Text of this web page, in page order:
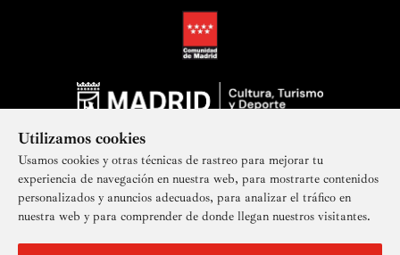
Utilizamos cookies
Usamos cookies y otras técnicas de rastreo para mejorar tu
experiencia de navegación en nuestra web, para mostrarte contenidos
personalizados y anuncios adecuados, para analizar el tráfico en
nuestra web y para comprender de donde llegan nuestros visitantes.
Suscríbete a nuestra newsletter